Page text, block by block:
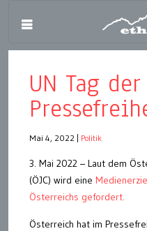
UN Tag der
Mai 4, 2022 Politik
3. Mai 2022 – Laut dem
(ÖJC) wird eine
Österreichs gefordert.
Österreich hat im